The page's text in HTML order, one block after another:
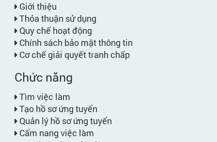
Giới thiệu
Thỏa thuận sử dụng
Quy chế hoạt động
Chính sách bảo mật thông tin
Cơ chế giải quyết tranh chấp
Chức năng
Tìm việc làm
Tạo hồ sơ ứng tuyển
Quản lý hồ sơ ứng tuyển
Cẩm nang việc làm